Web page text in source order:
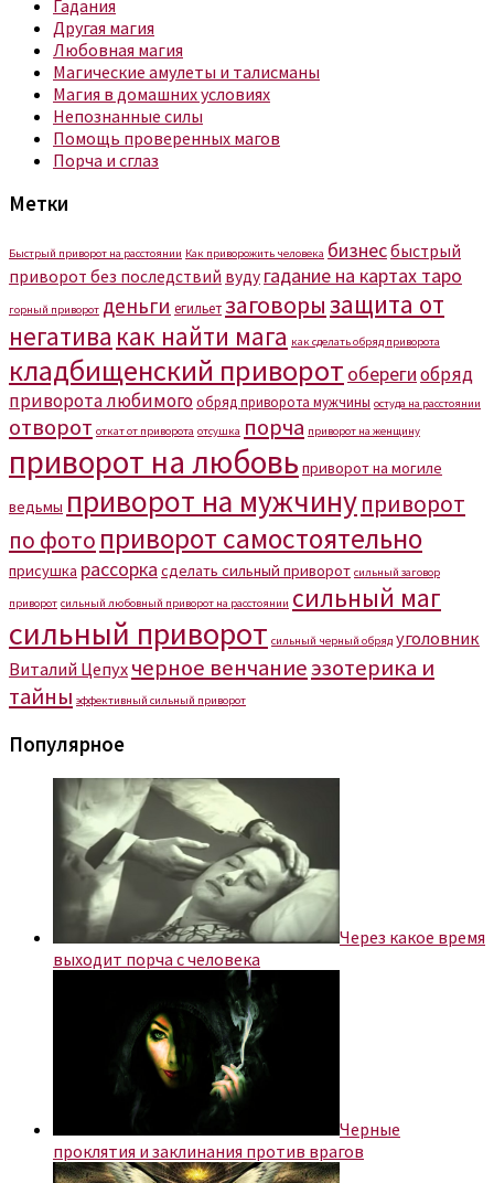
Гадания
Другая магия
Любовная магия
Магические амулеты и талисманы
Магия в домашних условиях
Непознанные силы
Помощь проверенных магов
Порча и сглаз
Метки
Быстрый приворот на расстоянии Как приворожить человека бизнесбыстрый
приворот без последствий вуду гадание на картах таро
горный приворот деньги егильетзаговорызащита от
негатива как найти мага как сделать обряд приворота
кладбищенский приворот оберегиобряд
приворота любимогообряд приворота мужчины остуда на расстоянии
отворот откат от приворота отсушка порча приворот на женщину
приворот на любовь приворот на могиле
ведьмы приворот на мужчинуприворот
по фото приворот самостоятельно
присушка рассорка сделать сильный приворот сильный заговор
приворот сильный любовный приворот на расстоянии сильный маг
сильный приворот сильный черный обряд уголовник
Виталий Цепух черное венчаниеэзотерика и
тайны эффективный сильный приворот
Популярное
Через какое время
выходит порча с человека
Черные
проклятия и заклинания против врагов